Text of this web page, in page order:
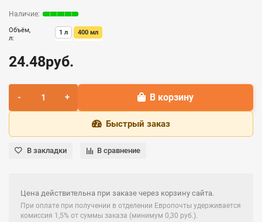
Объём,
л:
1 л 400 мл
24.48руб.
В корзину
Быстрый заказ
В закладки В сравнение
Цена действительна при заказе через корзину сайта.
При оплате при получении в отделении Европочты удерживается
комиссия 1,5% от суммы заказа (минимум 0,30 руб.).